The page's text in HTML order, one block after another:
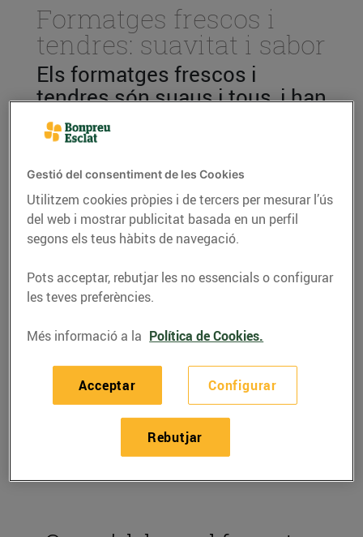
Formatges frescos i
tendres: suavitat i sabor
Els formatges frescos i
tendres són suaus i tous, i han
seguit un procés curt de
maduració. Suposen una bona
alternativa semi sòlida a la llet
03/de gener/2020
sabor suau i la textura tova. En l’elaboraciópassen
per un procés de maduració curt
alternativa semisòlida a la llet, perquè poden ser
Sabies que aquests tipus de formatges s’elaboren
des de temps remots?A l’antiga Grècia el formatge
Gestió del consentiment de les Cookies
Utilitzem cookies pròpies i de tercers per mesurar l’ús
del web i mostrar publicitat basada en un perfil
segons els teus hàbits de navegació.
Pots acceptar, rebutjar les no essencials o configurar
les teves preferències.
Més informació a la Política de Cookies.
Configurar
Rebutjar
Acceptar